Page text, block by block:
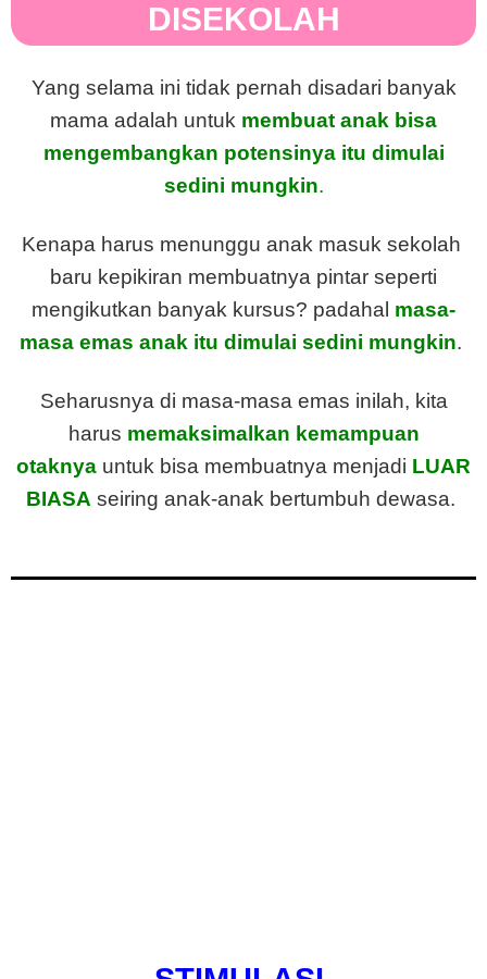
DISEKOLAH
Yang selama ini tidak pernah disadari banyak
mama adalah untuk membuat anak bisa
mengembangkan potensinya itu dimulai
sedini mungkin.
Kenapa harus menunggu anak masuk sekolah
baru kepikiran membuatnya pintar seperti
mengikutkan banyak kursus? padahal masa-
masa emas anak itu dimulai sedini mungkin.
Seharusnya di masa-masa emas inilah, kita
harus memaksimalkan kemampuan
otaknya untuk bisa membuatnya menjadi LUAR
BIASA seiring anak-anak bertumbuh dewasa.